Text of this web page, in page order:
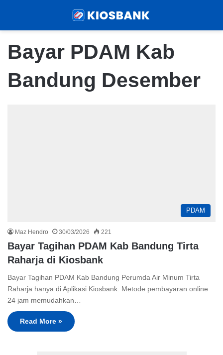
Bayar PDAM Kab
Bandung Desember
PDAM
Maz Hendro 30/03/2026 221
Bayar Tagihan PDAM Kab Bandung Tirta
Raharja di Kiosbank
Bayar Tagihan PDAM Kab Bandung Perumda Air Minum Tirta
Raharja hanya di Aplikasi Kiosbank. Metode pembayaran online
24 jam memudahkan…
Read More »